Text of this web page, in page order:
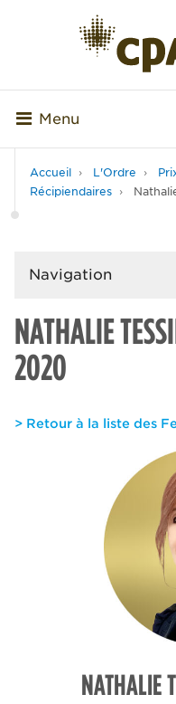
Menu
Accueil L'Ordre
Récipiendaires
Navigation
NATHALIE
2020
> Retour à la liste des
NATHALIE